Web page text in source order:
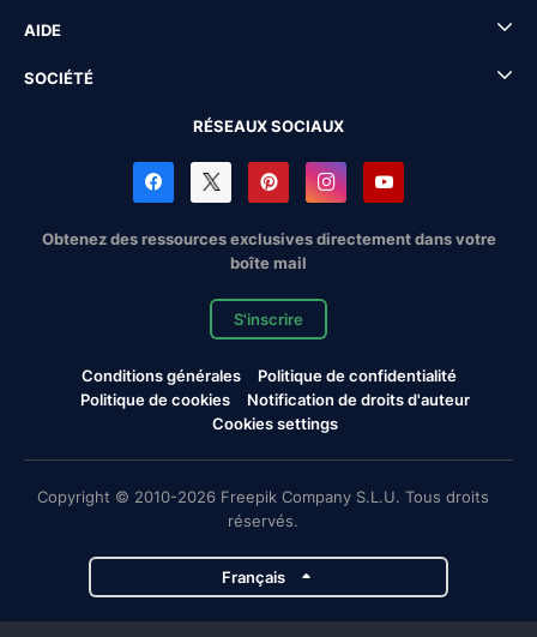
AIDE
SOCIÉTÉ
RÉSEAUX SOCIAUX
Obtenez des ressources exclusives directement dans votre
boîte mail
S'inscrire
Conditions générales
Politique de confidentialité
Politique de cookies
Notification de droits d'auteur
Cookies settings
Copyright © 2010-2026 Freepik Company S.L.U. Tous droits
réservés.
Français